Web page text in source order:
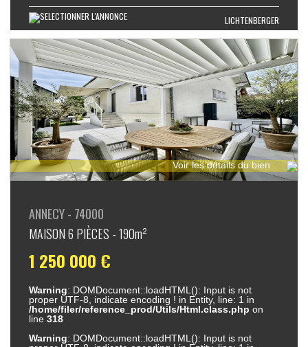
LICHTENBERGER
Voir les détails du bien
ANNECY - 74000
MAISON 6 PIÈCES - 190m²
1 250 000 €
Warning: DOMDocument::loadHTML(): Input is not
proper UTF-8, indicate encoding ! in Entity, line: 1 in
/home/filer/reference_prod/Utils/Html.class.php on
line318
Warning: DOMDocument::loadHTML(): Input is not